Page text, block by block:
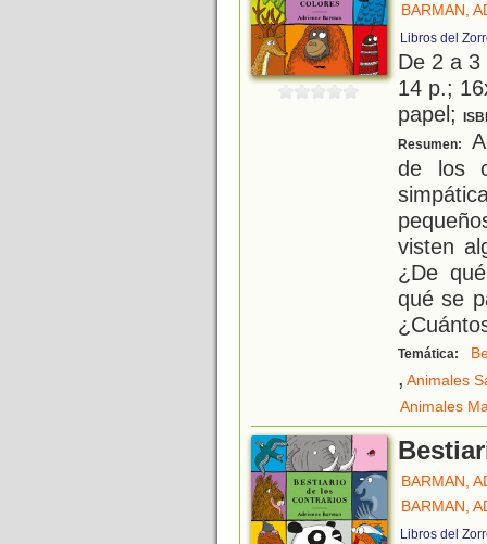
BARMAN,
Libros del
De 2 a
14 p.;
papel;
Resumen:
de los
visten
¿De
qué se
Temática:
, Animales
Animales
BARMAN,
BARMAN,
Libros del